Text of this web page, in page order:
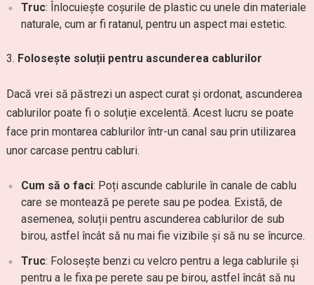
Truc: Înlocuiește coșurile de plastic cu unele din materiale
naturale, cum ar fi ratanul, pentru un aspect mai estetic.
Folosește soluții pentru ascunderea cablurilor
Dacă vrei să păstrezi un aspect curat și ordonat, ascunderea
cablurilor poate fi o soluție excelentă. Acest lucru se poate
face prin montarea cablurilor într-un canal sau prin utilizarea
unor carcase pentru cabluri.
Cum să o faci: Poți ascunde cablurile în canale de cablu
care se montează pe perete sau pe podea. Există, de
asemenea, soluții pentru ascunderea cablurilor de sub
birou, astfel încât să nu mai fie vizibile și să nu se încurce.
Truc: Folosește benzi cu velcro pentru a lega cablurile și
pentru a le fixa pe perete sau pe birou, astfel încât să nu